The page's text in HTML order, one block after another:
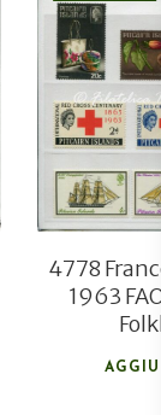
4778
1963